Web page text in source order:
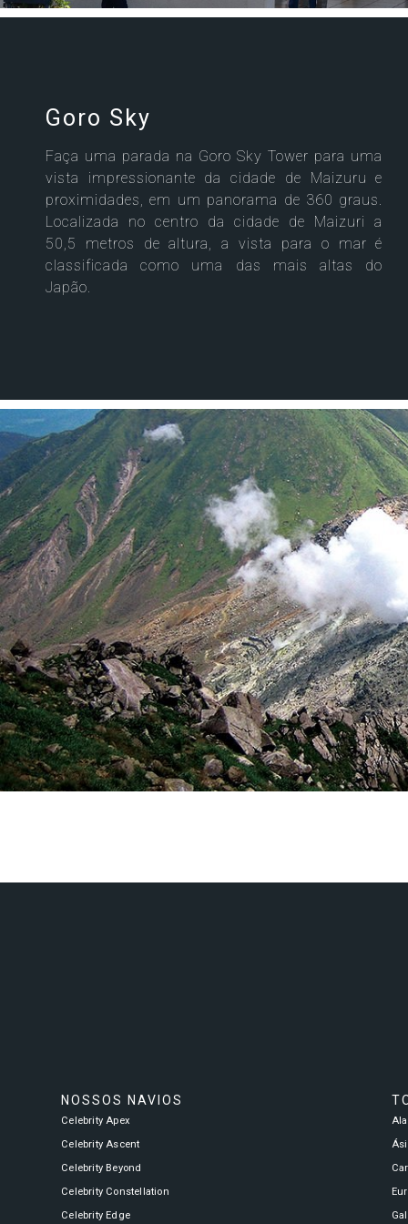
Goro Sky
Faça uma parada na Goro Sky Tower para uma
vista impressionante da cidade de Maizuru e
proximidades, em um panorama de 360 graus.
Localizada no centro da cidade de Maizuri a
50,5 metros de altura, a vista para o mar é
classificada como uma das mais altas do
Japão.
NOSSOS NAVIOS
Celebrity Apex
Celebrity Ascent
Celebrity Beyond
Celebrity Constellation
Celebrity Edge